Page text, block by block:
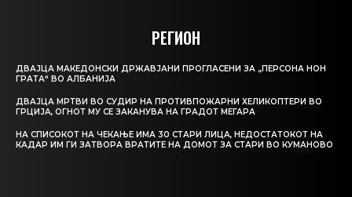
РЕГИОН
ДВАЈЦА МАКЕДОНСКИ ДРЖАВЈАНИ ПРОГЛАСЕНИ ЗА „ПЕРСОНА НОН
ГРАТА“ ВО АЛБАНИЈА
ДВАЈЦА МРТВИ ВО СУДИР НА ПРОТИВПОЖАРНИ ХЕЛИКОПТЕРИ ВО
ГРЦИЈА, ОГНОТ МУ СЕ ЗАКАНУВА НА ГРАДОТ МЕГАРА
НА СПИСОКОТ НА ЧЕКАЊЕ ИМА 30 СТАРИ ЛИЦА, НЕДОСТАТОКОТ НА
КАДАР ИМ ГИ ЗАТВОРА ВРАТИТЕ НА ДОМОТ ЗА СТАРИ ВО КУМАНОВО